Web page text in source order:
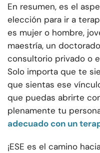
En resumen, es el
elección para ir a
es mujer o hombre,
maestría, un
consultorio privado o
Solo importa que te
que sientas ese
que puedas abrirte
plenamente tu
adecuado con un
¡ESE es el camino